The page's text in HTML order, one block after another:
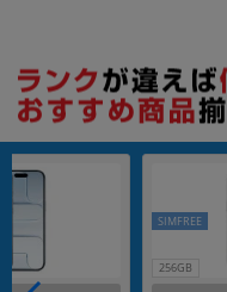
256GB
SIMFREE